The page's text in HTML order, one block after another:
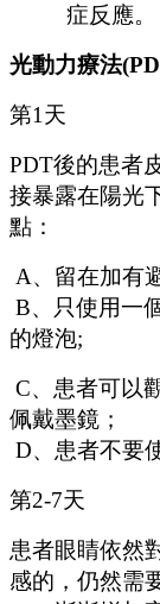
症反應。
光動力療法
第1天
PDT後的患者
接暴露在陽光
點：
A、留在加有
B、只使用一
的燈泡;
C、患者可以
佩戴墨鏡；
D、患者不要
第2-7天
患者眼睛依然
感的，仍然需